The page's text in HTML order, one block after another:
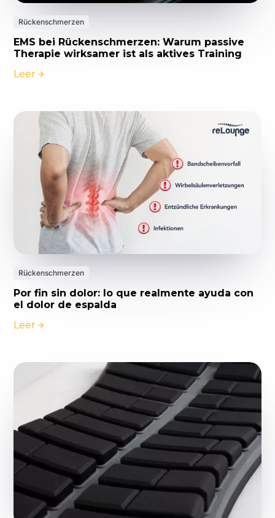
Rückenschmerzen
EMS bei Rückenschmerzen: Warum passive
Therapie wirksamer ist als aktives Training
Leer
Rückenschmerzen
Por fin sin dolor: lo que realmente ayuda con
el dolor de espalda
Leer